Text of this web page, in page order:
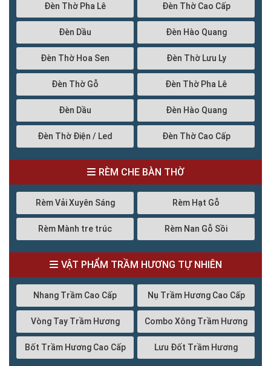
Đèn Thờ Pha Lê Đèn Thờ Cao Cấp
Đèn Dầu Đèn Hào Quang
Đèn Thờ Hoa Sen Đèn Thờ Lưu Ly
Đèn Thờ Gỗ Đèn Thờ Pha Lê
Đèn Dầu Đèn Hào Quang
Đèn Thờ Điện / Led Đèn Thờ Cao Cấp
RÈM CHE BÀN THỜ
Rèm Vải Xuyên Sáng Rèm Hạt Gỗ
Rèm Mành tre trúc Rèm Nan Gỗ Sồi
VẬT PHẨM TRẦM HƯƠNG TỰ NHIÊN
Nhang Trầm Cao Cấp Nụ Trầm Hương Cao Cấp
Vòng Tay Trầm Hương Combo Xông Trầm Hương
Bốt Trầm Hương Cao Cấp Lưu Đốt Trầm Hương